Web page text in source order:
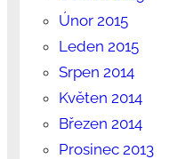
Únor 2015
Leden 2015
Srpen 2014
Květen 2014
Březen 2014
Prosinec 2013